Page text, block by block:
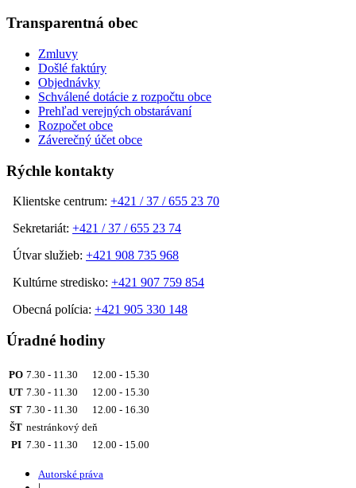
Transparentná obec
Zmluvy
Došlé faktúry
Objednávky
Schválené dotácie z rozpočtu obce
Prehľad verejných obstarávaní
Rozpočet obce
Záverečný účet obce
Rýchle kontakty
Klientske centrum: +421 / 37 / 655 23 70
Sekretariát: +421 / 37 / 655 23 74
Útvar služieb: +421 908 735 968
Kultúrne stredisko: +421 907 759 854
Obecná polícia: +421 905 330 148
Úradné hodiny
PO 7.30 - 11.30 12.00 - 15.30
UT 7.30 - 11.30 12.00 - 15.30
ST 7.30 - 11.30 12.00 - 16.30
ŠT nestránkový deň
PI 7.30 - 11.30 12.00 - 15.00
Autorské práva